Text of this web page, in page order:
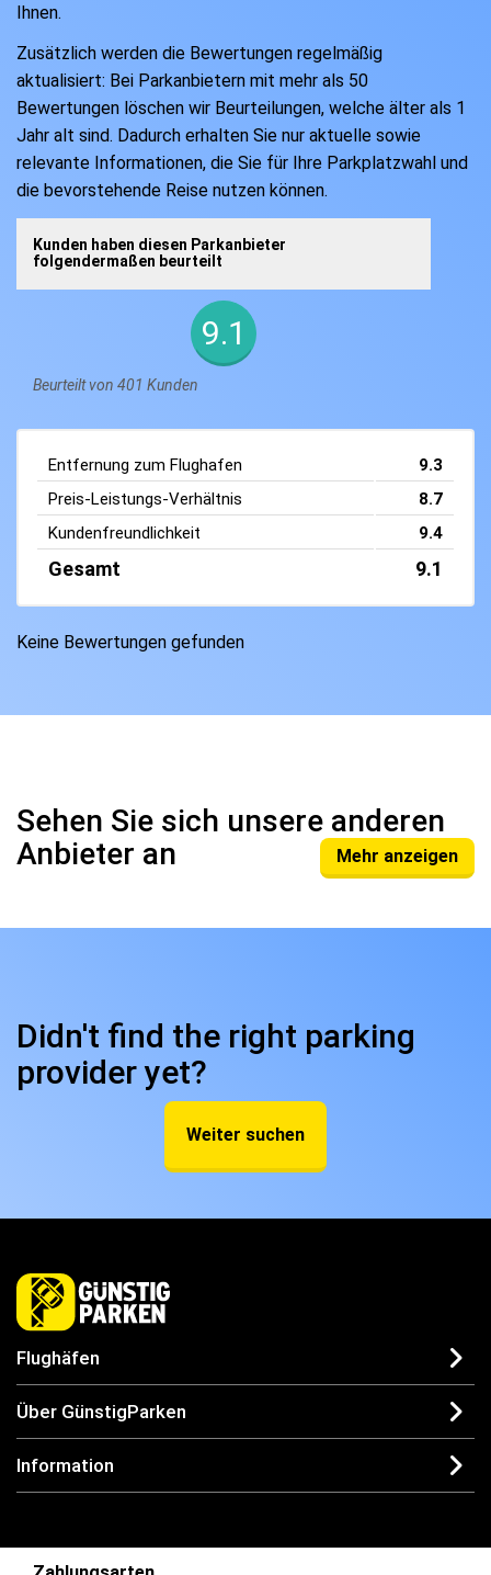
Ihnen.
Zusätzlich werden die Bewertungen regelmäßig
aktualisiert: Bei Parkanbietern mit mehr als 50
Bewertungen löschen wir Beurteilungen, welche älter als 1
Jahr alt sind. Dadurch erhalten Sie nur aktuelle sowie
relevante Informationen, die Sie für Ihre Parkplatzwahl und
die bevorstehende Reise nutzen können.
Kunden haben diesen Parkanbieter
folgendermaßen beurteilt
9.1
Beurteilt von 401 Kunden
Entfernung zum Flughafen
9.3
Preis-Leistungs-Verhältnis
8.7
Kundenfreundlichkeit
9.4
Gesamt 9.1
Keine Bewertungen gefunden
Sehen Sie sich unsere anderen
Anbieter an
Mehr anzeigen
Didn't find the right parking
provider yet?
Weiter suchen
Flughäfen
Über GünstigParken
Information